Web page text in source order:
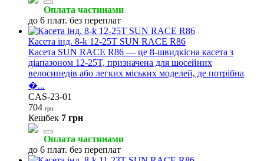
Оплата частинами
до 6 плат. без переплат
Касета інд. 8-k 12-25T SUN RACE R86
Касета SUN RACE R86 — це 8-швидкісна касета з
діапазоном 12-25T, призначена для шосейних
велосипедів або легких міських моделей, де потрібна
�...
CAS-23-01
704 грн.
Кешбек 7 грн
Оплата частинами
до 6 плат. без переплат